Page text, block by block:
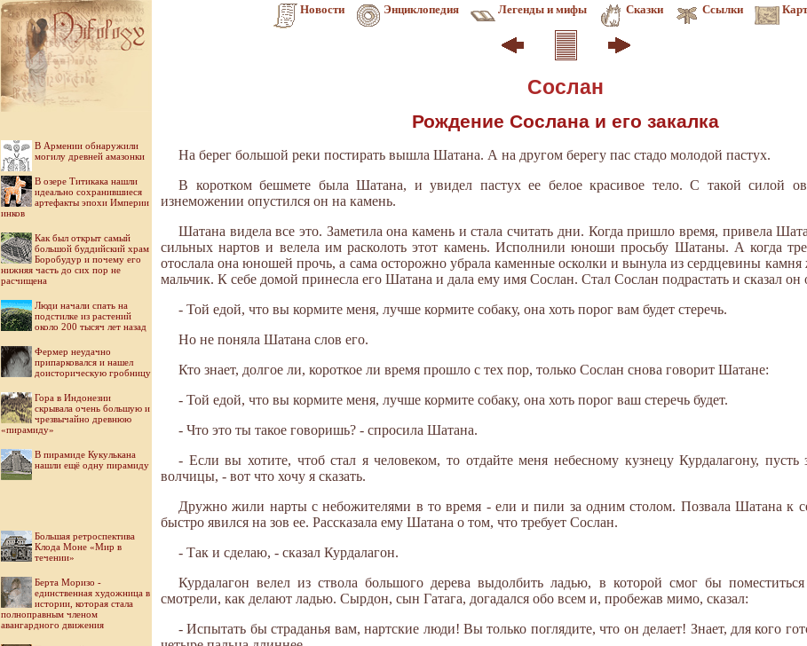
Новости Энциклопедия Легенды и мифы Сказки Ссылки
В Армении обнаружили
могилу древней амазонки
В озере Титикака нашли
идеально сохранившиеся
артефакты эпохи Империи
инков
Как был открыт самый
большой буддийский храм
Боробудур и почему его
нижняя часть до сих пор не
расчищена
Люди начали спать на
подстилке из растений
около 200 тысяч лет назад
Фермер неудачно
припарковался и нашел
доисторическую гробницу
Гора в Индонезии
скрывала очень большую и
чрезвычайно древнюю
«пирамиду»
В пирамиде Кукулькана
нашли ещё одну пирамиду
Большая ретроспектива
Клода Моне «Мир в
течении»
Берта Моризо -
единственная художница в
истории, которая стала
полноправным членом
авангардного движения
Сослан
Рождение Сослана и его закалка
На берег большой реки постирать вышла Шатана. А на другом берегу пас стадо молодой пастух.
В коротком бешмете была Шатана, и увидел пастух ее белое красивое тело. С такой силой
изнеможении опустился он на камень.
Шатана видела все это. Заметила она камень и стала считать дни. Когда пришло время, привела
сильных нартов и велела им расколоть этот камень. Исполнили юноши просьбу Шатаны. А когда
отослала она юношей прочь, а сама осторожно убрала каменные осколки и вынула из сердцевины
мальчик. К себе домой принесла его Шатана и дала ему имя Сослан. Стал Сослан подрастать и сказал
- Той едой, что вы кормите меня, лучше кормите собаку, она хоть порог вам будет стеречь.
Но не поняла Шатана слов его.
Кто знает, долгое ли, короткое ли время прошло с тех пор, только Сослан снова говорит Шатане:
- Той едой, что вы кормите меня, лучше кормите собаку, она хоть порог ваш стеречь будет.
- Что это ты такое говоришь? - спросила Шатана.
- Если вы хотите, чтоб стал я человеком, то отдайте меня небесному кузнецу Курдалагону,
волчицы, - вот что хочу я сказать.
Дружно жили нарты с небожителями в то время - ели и пили за одним столом. Позвала Шатана к
быстро явился на зов ее. Рассказала ему Шатана о том, что требует Сослан.
- Так и сделаю, - сказал Курдалагон.
Курдалагон велел из ствола большого дерева выдолбить ладью, в которой смог бы
смотрели, как делают ладью. Сырдон, сын Гатага, догадался обо всем и, пробежав мимо, сказал:
- Испытать бы страданья вам, нартские люди! Вы только поглядите, что он делает! Знает, для кого